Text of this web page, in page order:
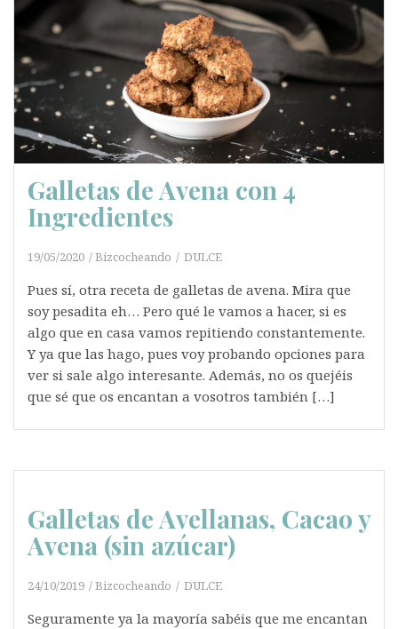
Galletas de Avena con 4
Ingredientes
19/05/2020 Bizcocheando DULCE
Pues sí, otra receta de galletas de avena. Mira que
soy pesadita eh… Pero qué le vamos a hacer, si es
algo que en casa vamos repitiendo constantemente.
Y ya que las hago, pues voy probando opciones para
ver si sale algo interesante. Además, no os quejéis
que sé que os encantan a vosotros también […]
Galletas de Avellanas, Cacao y
Avena (sin azúcar)
24/10/2019 Bizcocheando DULCE
Seguramente ya la mayoría sabéis que me encantan